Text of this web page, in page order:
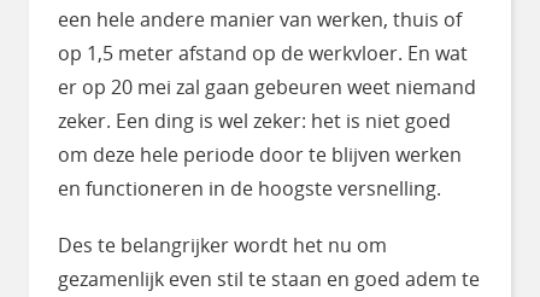
een hele andere manier van werken, thuis of
op 1,5 meter afstand op de werkvloer. En wat
er op 20 mei zal gaan gebeuren weet niemand
zeker. Een ding is wel zeker: het is niet goed
om deze hele periode door te blijven werken
en functioneren in de hoogste versnelling.
Des te belangrijker wordt het nu om
gezamenlijk even stil te staan en goed adem te